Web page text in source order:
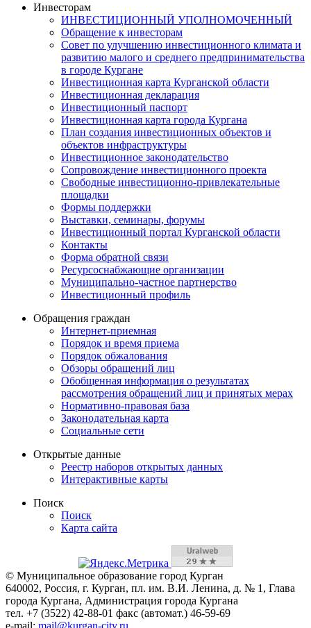
Инвесторам
ИНВЕСТИЦИОННЫЙ УПОЛНОМОЧЕННЫЙ
Обращение к инвесторам
Совет по улучшению инвестиционного климата и
развитию малого и среднего предпринимательства
в городе Кургане
Инвестиционная карта Курганской области
Инвестиционная декларация
Инвестиционный паспорт
Инвестиционная карта города Кургана
План создания инвестиционных объектов и
объектов инфраструктуры
Инвестиционное законодательство
Сопровождение инвестиционного проекта
Свободные инвестиционно-привлекательные
площадки
Формы поддержки
Выставки, семинары, форумы
Инвестиционный портал Курганской области
Контакты
Форма обратной связи
Ресурсоснабжающие организации
Муниципально-частное партнерство
Инвестиционный профиль
Обращения граждан
Интернет-приемная
Порядок и время приема
Порядок обжалования
Обзоры обращений лиц
Обобщенная информация о результатах
рассмотрения обращений лиц и принятых мерах
Нормативно-правовая база
Законодательная карта
Социальные сети
Открытые данные
Реестр наборов открытых данных
Интерактивные карты
Поиск
Поиск
Карта сайта
© Муниципальное образование город Курган
640002, Россия, г. Курган, пл. им. В.И. Ленина, д. № 1, Глава
города Кургана, Администрация города Кургана
тел. +7 (3522) 42-88-01 факс (автомат.) 46-59-69
e-mail: mail@kurgan-city.ru